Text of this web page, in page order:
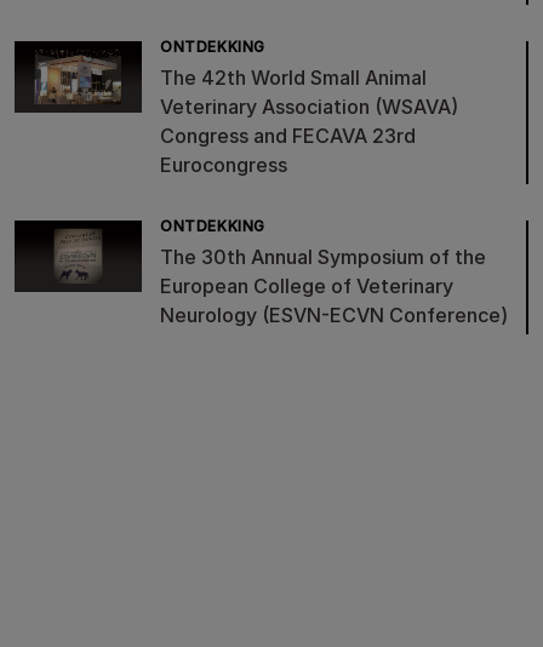
ONTDEKKING
The 42th World Small Animal
Veterinary Association (WSAVA)
Congress and FECAVA 23rd
Eurocongress
ONTDEKKING
The 30th Annual Symposium of the
European College of Veterinary
Neurology (ESVN-ECVN Conference)